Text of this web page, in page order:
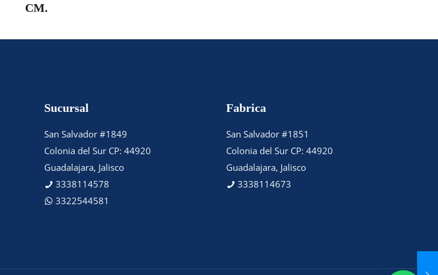
CM.
Sucursal
San Salvador #1849
Colonia del Sur CP: 44920
Guadalajara, Jalisco
3338114578
3322544581
Fabrica
San Salvador #1851
Colonia del Sur CP: 44920
Guadalajara, Jalisco
3338114673